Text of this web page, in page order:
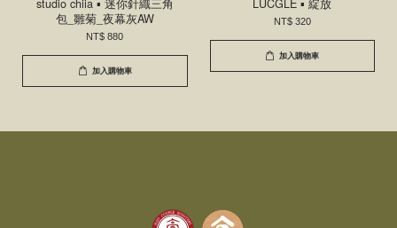
studio chiia ▪ 迷你針織三角
包_雛菊_夜幕灰AW
NT$ 880
加入購物車
LUCGLE ▪ 綻放
NT$ 320
加入購物車